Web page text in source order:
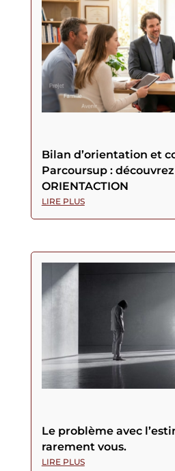
Bilan d’orientation et
Parcoursup :
ORIENTACTION
LIRE PLUS
Le problème avec
rarement vous.
LIRE PLUS